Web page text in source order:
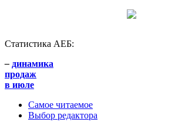
Статистика АЕБ:
– динамика
продаж
в июле
Самое читаемое
Выбор редактора